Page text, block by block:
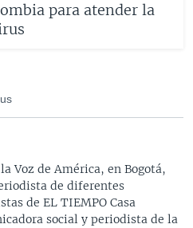
para atender la
Voz de América, en Bogotá,
de diferentes
de EL TIEMPO Casa
social y periodista de la